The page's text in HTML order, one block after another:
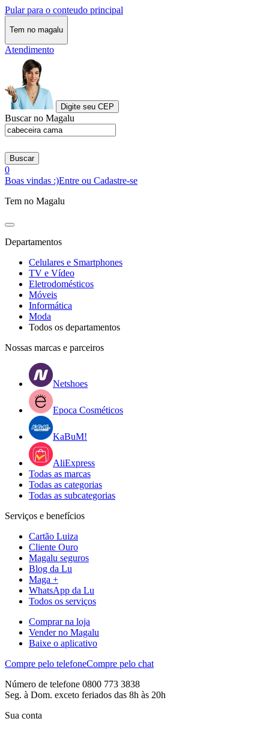
Pular para o conteudo principal
Tem no magalu
Atendimento
Digite seu CEP
Buscar no Magalu
Buscar
0
Boas vindas :)Entre ou Cadastre-se
Tem no Magalu
Departamentos
Celulares e Smartphones
TV e Vídeo
Eletrodomésticos
Móveis
Informática
Moda
Todos os departamentos
Nossas marcas e parceiros
Netshoes
Epoca Cosméticos
KaBuM!
AliExpress
Todas as marcas
Todas as categorias
Todas as subcategorias
Serviços e benefícios
Cartão Luiza
Cliente Ouro
Magalu seguros
Blog da Lu
Maga +
WhatsApp da Lu
Todos os serviços
Comprar na loja
Vender no Magalu
Baixe o aplicativo
Compre pelo telefoneCompre pelo chat
Número de telefone 0800 773 3838
Seg. à Dom. exceto feriados das 8h às 20h
Sua conta